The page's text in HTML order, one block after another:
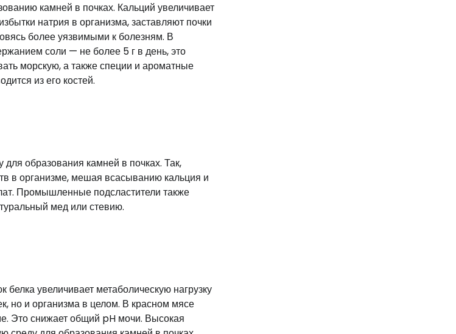
камней в почках. Кальций увеличивает
натрия в организма, заставляют почки
более уязвимыми к болезням. В
соли — не более 5 г в день, это
морскую, а также специи и ароматные
из его костей.
образования камней в почках. Так,
в организме, мешая всасыванию кальция и
Промышленные подсластители также
мед или стевию.
увеличивает метаболическую нагрузку
но и организма в целом. В красном мясе
Это снижает общий pH мочи. Высокая